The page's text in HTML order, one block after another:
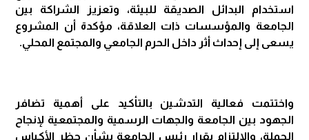
استخدام البدائل الصديقة للبيئة، وتعزيز الشراكة بين
الجامعة والمؤسسات ذات العلاقة، مؤكدة أن المشروع
يسعى إلى إحداث أثر داخل الحرم الجامعي والمجتمع المحلي.
واختتمت فعالية التدشين بالتأكيد على أهمية تضافر
الجهود بين الجامعة والجهات الرسمية والمجتمعية لإنجاح
الحملة، والالتزام بقرار رئيس الجامعة بشأن حظر الأكياس